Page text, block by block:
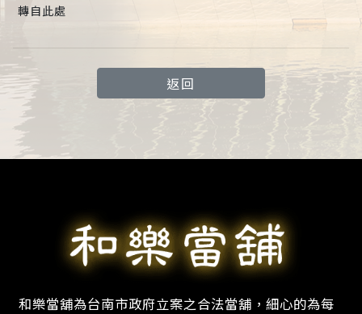
轉自此處
返回
和樂當舖為台南市政府立案之合法當舖，細心的為每